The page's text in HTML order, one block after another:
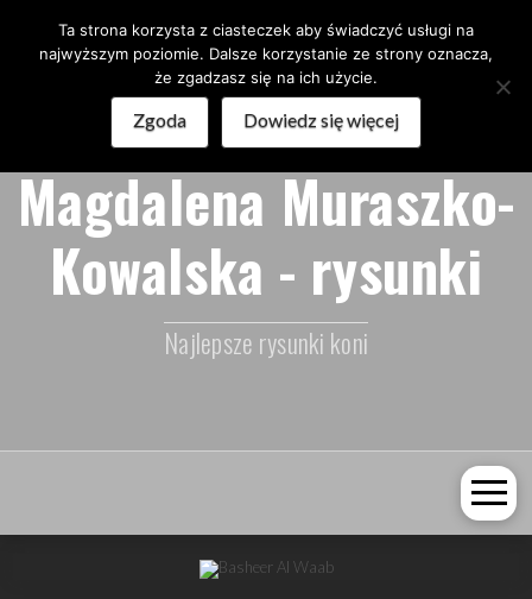
Magdalena Muraszko-
Kowalska - rysunki
Najlepsze rysunki koni
Ta strona korzysta z ciasteczek aby świadczyć usługi na
najwyższym poziomie. Dalsze korzystanie ze strony oznacza,
że zgadzasz się na ich użycie.
Zgoda Dowiedz się więcej